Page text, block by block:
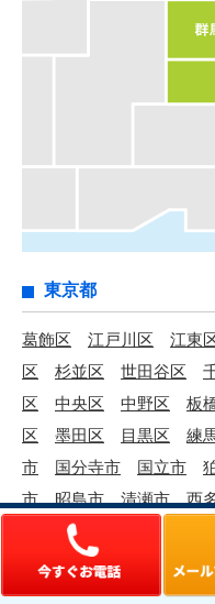
東京都
葛飾区 江戸川区 江東
区
杉並区 世田谷区
区
中央区 中野区 板
区
墨田区 目黒区 練
市
国分寺市 国立市
市
昭島市 清瀬市 西
町田市 東
野市
八王子市 府中市
立川市